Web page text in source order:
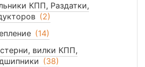
КПП, Раздатки,
(2)
(14)
вилки КПП,
(38)